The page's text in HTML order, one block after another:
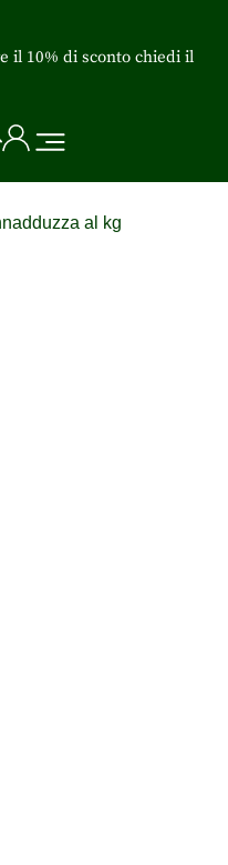
il 10% di sconto chiedi il
al kg